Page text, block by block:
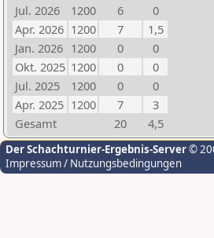
Jul. 2026
1200 6
0
Apr. 2026 1200 7
1,5
Jan. 2026 1200 0
0
Okt. 2025 1200 0
0
Jul. 2025
1200 0
0
Apr. 2025 1200 7
3
Gesamt
20 4,5
Der Schachturnier-Ergebnis-Server©
Impressum / Nutzungsbedingungen